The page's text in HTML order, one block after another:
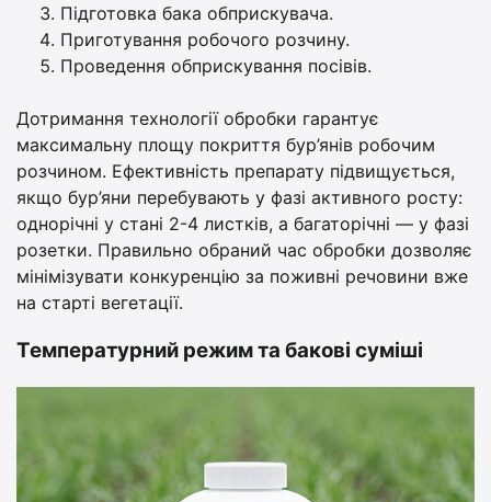
Підготовка бака обприскувача.
Приготування робочого розчину.
Проведення обприскування посівів.
Дотримання технології обробки гарантує
максимальну площу покриття бур’янів робочим
розчином. Ефективність препарату підвищується,
якщо бур’яни перебувають у фазі активного росту:
однорічні у стані 2-4 листків, а багаторічні — у фазі
розетки. Правильно обраний час обробки дозволяє
мінімізувати конкуренцію за поживні речовини вже
на старті вегетації.
Температурний режим та бакові суміші